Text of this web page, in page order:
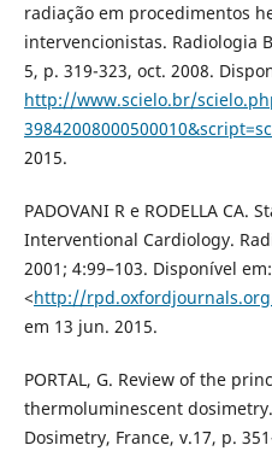
radiação em procedimentos
intervencionistas. Radiologia
5, p. 319-323, oct. 2008.
http://www.scielo.br/
2015.
PADOVANI R e RODELLA CA.
Interventional Cardiology.
2001; 4:99–103. Disponível em:
<http://
em 13 jun. 2015.
PORTAL, G. Review of the
thermoluminescent
Dosimetry, France, v.17, p.